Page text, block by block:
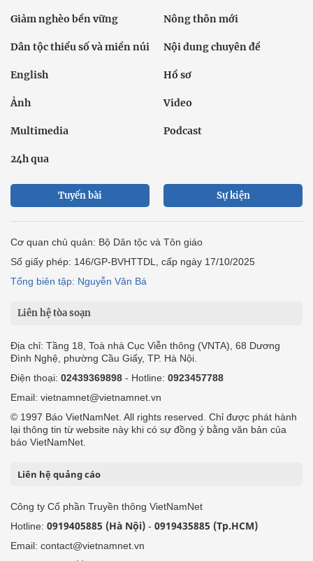
Giảm nghèo bền vững Nông thôn mới
Dân tộc thiểu số và miền núi Nội dung chuyên đề
English Hồ sơ
Ảnh Video
Multimedia Podcast
24h qua
Tuyến bài Sự kiện
Cơ quan chủ quản: Bộ Dân tộc và Tôn giáo
Số giấy phép: 146/GP-BVHTTDL, cấp ngày 17/10/2025
Tổng biên tập: Nguyễn Văn Bá
Liên hệ tòa soạn
Địa chỉ: Tầng 18, Toà nhà Cục Viễn thông (VNTA), 68 Dương
Đình Nghệ, phường Cầu Giấy, TP. Hà Nội.
Điện thoại: 02439369898 - Hotline: 0923457788
Email: vietnamnet@vietnamnet.vn
© 1997 Báo VietNamNet. All rights reserved. Chỉ được phát hành
lại thông tin từ website này khi có sự đồng ý bằng văn bản của
báo VietNamNet.
Liên hệ quảng cáo
Công ty Cổ phần Truyền thông VietNamNet
Hotline: 0919405885 (Hà Nội) - 0919435885 (Tp.HCM)
Email: contact@vietnamnet.vn